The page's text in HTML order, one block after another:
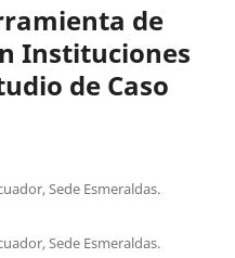
de
Instituciones
de Caso
Sede Esmeraldas.
Sede Esmeraldas.